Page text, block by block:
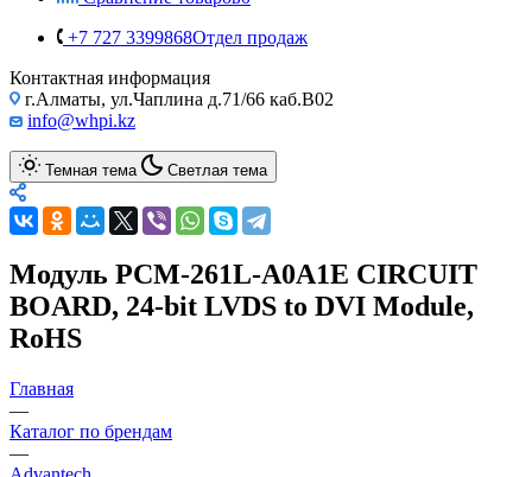
+7 727 3399868Отдел продаж
Контактная информация
г.Алматы, ул.Чаплина д.71/66 каб.B02
info@whpi.kz
Темная тема Светлая тема
Модуль PCM-261L-A0A1E CIRCUIT
BOARD, 24-bit LVDS to DVI Module,
RoHS
Главная
—
Каталог по брендам
—